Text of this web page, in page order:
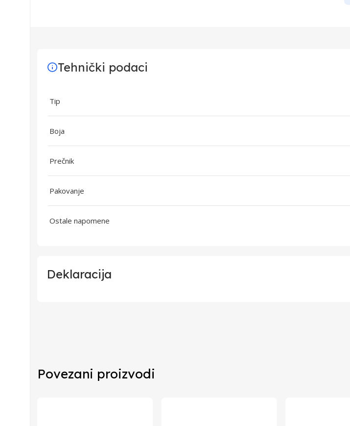
Tehnički podaci
Tip
Boja
Prečnik
Pakovanje
Ostale napomene
Deklaracija
Zemlja Porekla
Povezani proizvodi